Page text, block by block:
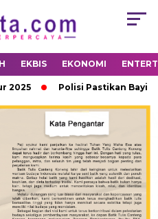
EKBIS EKONOMI
Polisi Pastikan Bayi